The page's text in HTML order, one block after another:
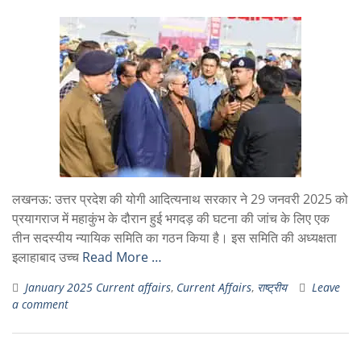
लखनऊ: उत्तर प्रदेश की योगी आदित्यनाथ सरकार ने 29 जनवरी 2025 को
प्रयागराज में महाकुंभ के दौरान हुई भगदड़ की घटना की जांच के लिए एक
तीन सदस्यीय न्यायिक समिति का गठन किया है। इस समिति की अध्यक्षता
इलाहाबाद उच्च Read More …
January 2025 Current affairs, Current Affairs, राष्ट्रीय
Leave
a comment